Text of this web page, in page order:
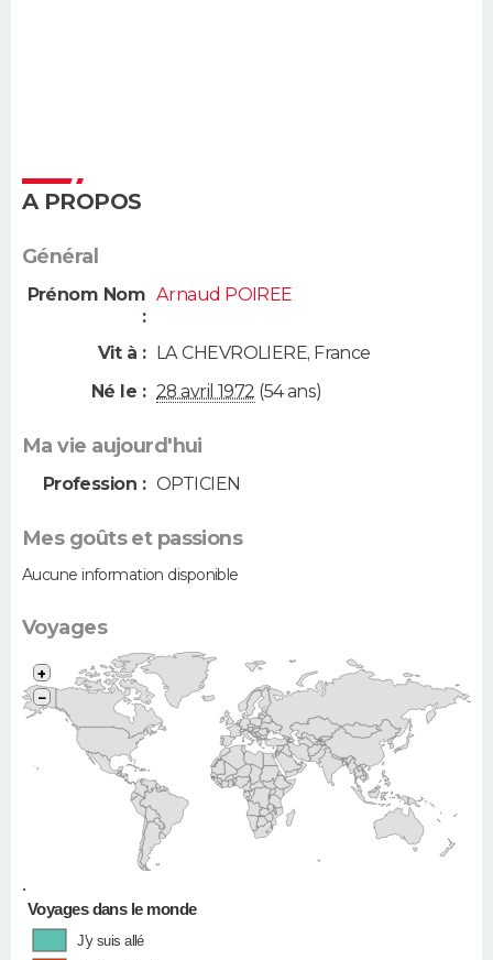
A PROPOS
Général
Prénom Nom
:
Arnaud POIREE
Vit à : LA CHEVROLIERE, France
Né le : 28 avril 1972 (54 ans)
Ma vie aujourd'hui
Profession : OPTICIEN
Mes goûts et passions
Aucune information disponible
Voyages
•
+
−
Voyages dans le monde
J'y suis allé